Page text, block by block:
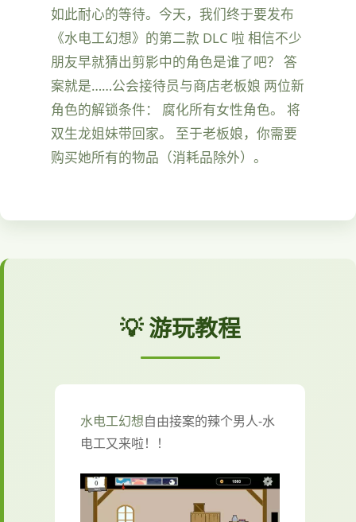
如此耐心的等待。今天，我们终于要发布
《水电工幻想》的第二款 DLC 啦 相信不少
朋友早就猜出剪影中的角色是谁了吧？ 答
案就是……公会接待员与商店老板娘 两位新
角色的解锁条件： 腐化所有女性角色。 将
双生龙姐妹带回家。 至于老板娘，你需要
购买她所有的物品（消耗品除外）。
💡 游玩教程
水电工幻想自由接案的辣个男人-水
电工又来啦！！